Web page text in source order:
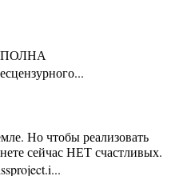
СПОЛНА
Но чтобы реализовать
сейчас НЕТ счастливых.